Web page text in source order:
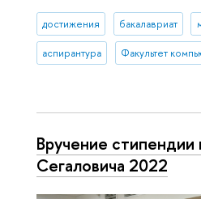
достижения бакалавриат
аспирантура Факультет
Вручение
Сегаловича 2022